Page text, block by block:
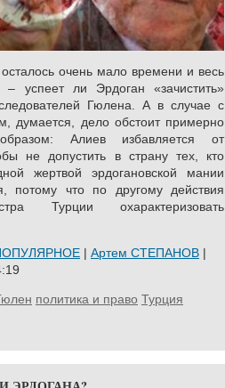
очень мало времени и весь
успеет ли Эрдоган «зачистить»
Гюлена. А в случае с
думается, дело обстоит примерно
Алиев избавляется от
не допустить в страну тех, кто
жертвой эрдогановской мании
потому что по другому действия
Турции охарактеризовать
| Артем СТЕПАНОВ |
политика и право Турция